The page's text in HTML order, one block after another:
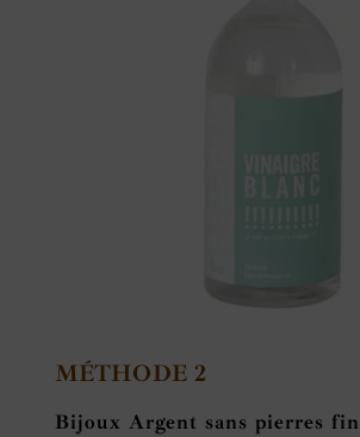
MÉTHODE 2
Bijoux Argent sans pierres